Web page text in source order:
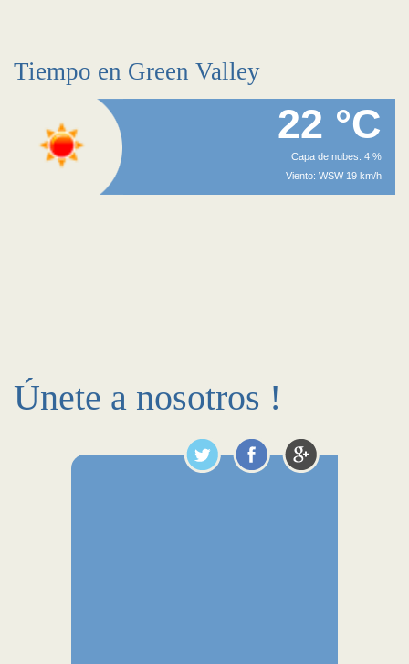
Tiempo en Green Valley
22 °C
Capa de nubes: 4 %
Viento: WSW 19 km/h
Únete a nosotros !